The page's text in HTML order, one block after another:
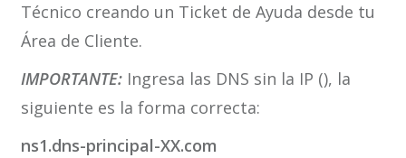
Técnico creando un Ticket de Ayuda desde tu
Área de Cliente.
IMPORTANTE:Ingresa las DNS sin la IP (), la
siguiente es la forma correcta:
ns1.dns-principal-XX.com